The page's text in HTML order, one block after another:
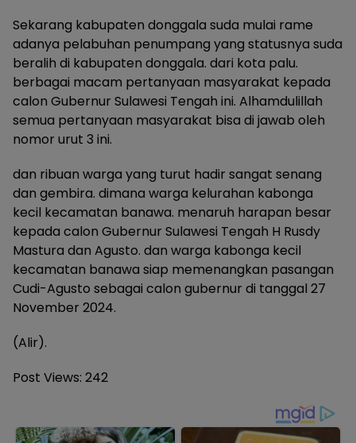
Sekarang kabupaten donggala suda mulai rame
adanya pelabuhan penumpang yang statusnya suda
beralih di kabupaten donggala. dari kota palu.
berbagai macam pertanyaan masyarakat kepada
calon Gubernur Sulawesi Tengah ini. Alhamdulillah
semua pertanyaan masyarakat bisa di jawab oleh
nomor urut 3 ini.
dan ribuan warga yang turut hadir sangat senang
dan gembira. dimana warga kelurahan kabonga
kecil kecamatan banawa. menaruh harapan besar
kepada calon Gubernur Sulawesi Tengah H Rusdy
Mastura dan Agusto. dan warga kabonga kecil
kecamatan banawa siap memenangkan pasangan
Cudi-Agusto sebagai calon gubernur di tanggal 27
November 2024.
(Alir).
Post Views: 242